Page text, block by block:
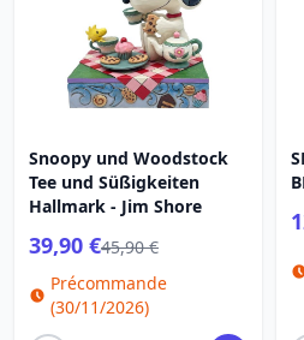
Snoopy und Woodstock
Tee und Süßigkeiten
Hallmark - Jim Shore
39,90 €45,90 €
Précommande
(30/11/2026)